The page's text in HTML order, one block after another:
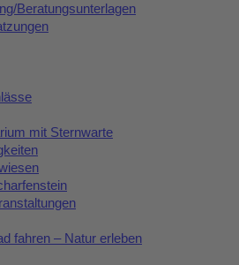
Beratungsunterlagen
mit Sternwarte
fahren – Natur erleben